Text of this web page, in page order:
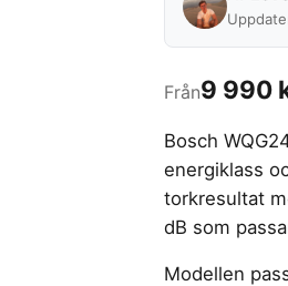
Från9 990
Bosch
energiklass
torkresultat
dB som
Modellen